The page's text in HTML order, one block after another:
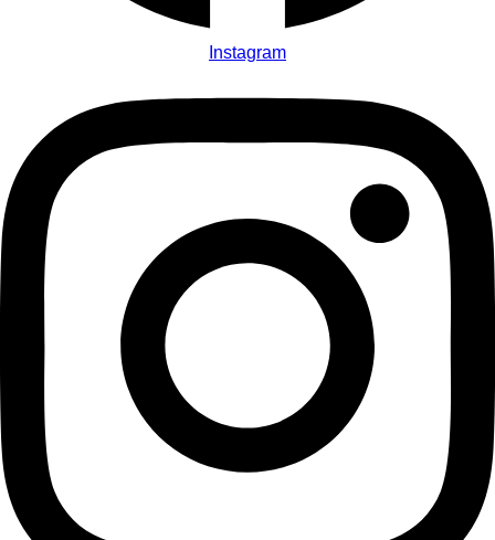
Instagram